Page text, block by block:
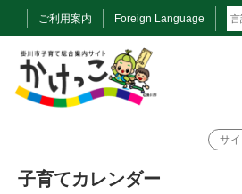
ご利用案内 Foreign Language
子育てカレンダー